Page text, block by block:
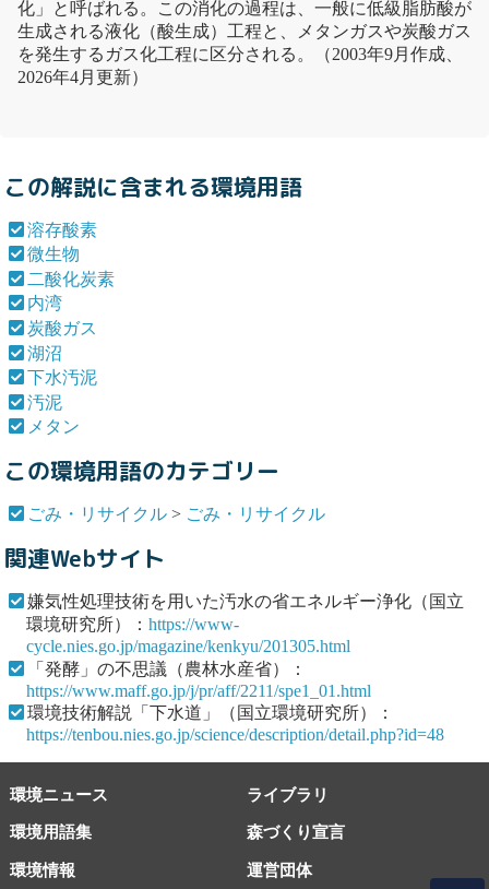
化」と呼ばれる。この消化の過程は、一般に低級脂肪酸が
生成される液化（酸生成）工程と、
メタンガスや炭酸ガス
を発生するガス化工程に区分される。（2003年9月作成、
2026年4月更新）
この解説に含まれる環境用語
溶存酸素
微生物
二酸化炭素
内湾
炭酸ガス
湖沼
下水汚泥
汚泥
メタン
この環境用語のカテゴリー
ごみ・リサイクル > ごみ・リサイクル
関連Webサイト
嫌気性処理技術を用いた汚水の省エネルギー浄化（国立
環境研究所）： https://www-
cycle.nies.go.jp/magazine/kenkyu/201305.html
「発酵」の不思議（農林水産省）：
https://www.maff.go.jp/j/pr/aff/2211/spe1_01.html
環境技術解説「下水道」（国立環境研究所）：
https://tenbou.nies.go.jp/science/description/detail.php?id=48
環境ニュース ライブラリ
環境用語集 森づくり宣言
環境情報 運営団体